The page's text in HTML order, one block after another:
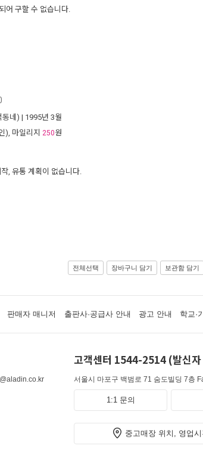
어 구할 수 없습니다.
동네) | 1995년 3월
), 마일리지 250원
, 유통 계획이 없습니다.
전체선택 장바구니 담기 보관함 담기
판매자 매니저 출판사·공급사 안내 광고 안내 학교·
고객센터 1544-2514 (발신
서울시 마포구 백범로 71 숨도빌딩 7층
1:1 문의
중고매장 위치, 영업시